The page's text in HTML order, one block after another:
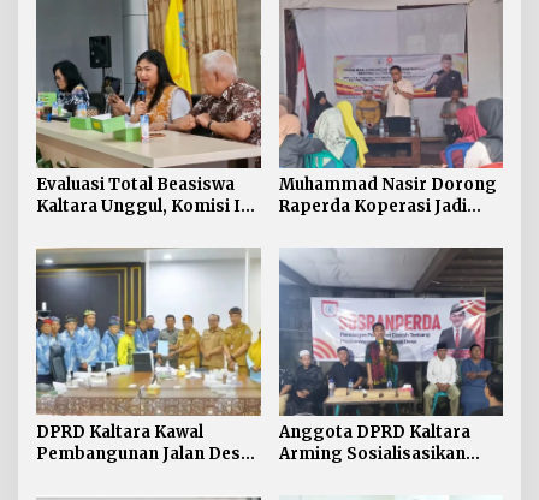
Evaluasi Total Beasiswa
Kaltara Unggul, Komisi IV
Umum Dibuka untuk
Semua Kampus
Muhammad Nasir Dorong
Raperda Koperasi Jadi
UMKM di Kaltara
DPRD Kaltara Kawal
Pembangunan Jalan Desa
Anggota DPRD Kaltara
Arming Sosialisasikan